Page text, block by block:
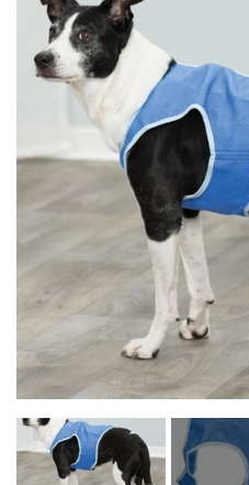
TIL
TIL
TIL
FODER
PRÆMIER